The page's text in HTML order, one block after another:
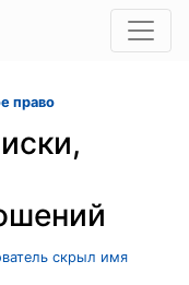
право
скрыл имя